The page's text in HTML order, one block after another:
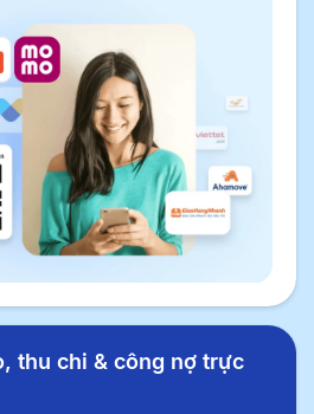
thu chi & công nợ trực